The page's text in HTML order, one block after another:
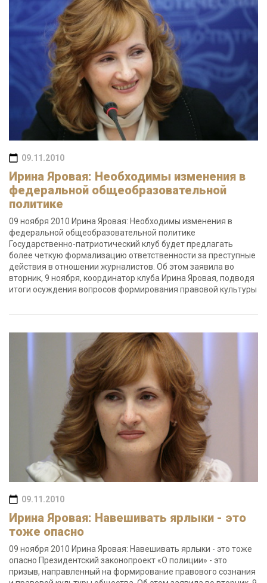
09.11.2010
Ирина Яровая: Необходимы изменения в
федеральной общеобразовательной
политике
09 ноября 2010 Ирина Яровая: Необходимы изменения в
федеральной общеобразовательной политике
Государственно-патриотический клуб будет предлагать
более четкую формализацию ответственности за преступные
действия в отношении журналистов. Об этом заявила во
вторник, 9 ноября, координатор клуба Ирина Яровая, подводя
итоги осуждения вопросов формирования правовой культуры
09.11.2010
Ирина Яровая: Навешивать ярлыки - это
тоже опасно
09 ноября 2010 Ирина Яровая: Навешивать ярлыки - это тоже
опасно Президентский законопроект «О полиции» - это
призыв, направленный на формирование правового сознания